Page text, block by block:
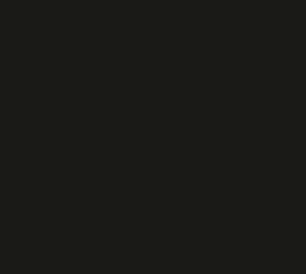
Enfim, parece que o